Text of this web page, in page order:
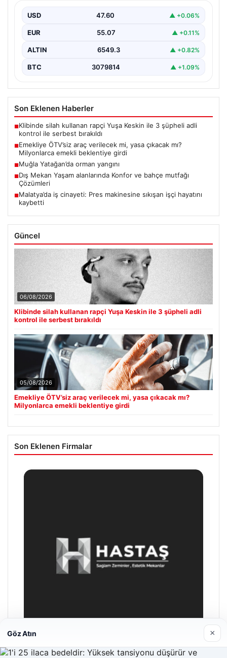
USD 47.60 ▲ +0.06%
EUR 55.07 ▲ +0.11%
ALTIN 6549.3 ▲ +0.82%
BTC 3079814 ▲ +1.09%
Son Eklenen Haberler
■Klibinde silah kullanan rapçi Yuşa Keskin ile 3 şüpheli adli
kontrol ile serbest bırakıldı
■Emekliye ÖTV’siz araç verilecek mi, yasa çıkacak mı?
Milyonlarca emekli beklentiye girdi
■Muğla Yatağan’da orman yangını
■Dış Mekan Yaşam alanlarında Konfor ve bahçe mutfağı
Çözümleri
■Malatya’da iş cinayeti: Pres makinesine sıkışan işçi hayatını
kaybetti
Güncel
06/08/2026
Klibinde silah kullanan rapçi Yuşa Keskin ile 3 şüpheli adli
kontrol ile serbest bırakıldı
05/08/2026
Emekliye ÖTV’siz araç verilecek mi, yasa çıkacak mı?
Milyonlarca emekli beklentiye girdi
Son Eklenen Firmalar
Göz Atın ×